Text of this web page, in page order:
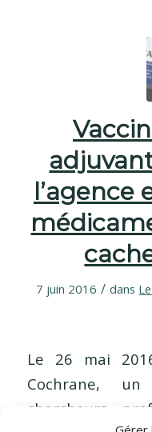
l’agence
7 juin 2016 / dans
Le 26 mai
Cochrane,
chercheurs,